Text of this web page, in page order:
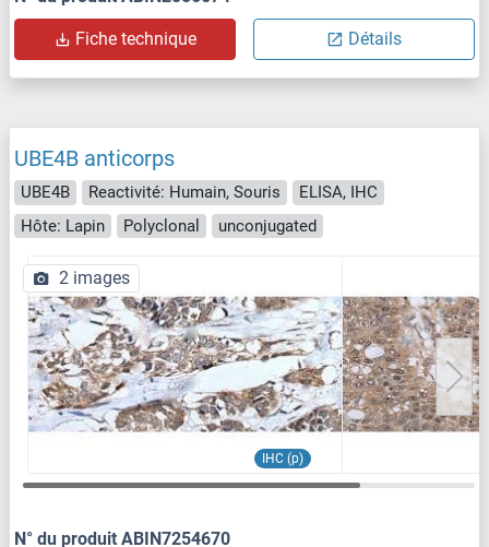
Fiche technique Détails
UBE4B anticorps
UBE4B Reactivité: Humain, Souris
ELISA, IHC
Hôte: Lapin
Polyclonal unconjugated
IHC (p)
2 images
N° du produit ABIN7254670